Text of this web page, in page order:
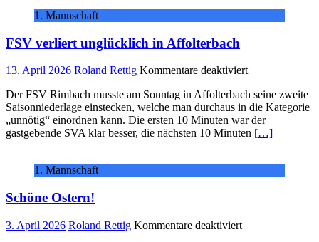
1. Mannschaft
FSV verliert unglücklich in Affolterbach
13. April 2026 Roland Rettig Kommentare deaktiviertfür
verliert
unglücklich
in
Affolterbach
Der FSV Rimbach musste am Sonntag in Affolterbach seine zweite
Saisonniederlage einstecken, welche man durchaus in die Kategorie
„unnötig“ einordnen kann. Die ersten 10 Minuten war der
gastgebende SVA klar besser, die nächsten 10 Minuten […]
1. Mannschaft
Schöne Ostern!
3. April 2026 Roland Rettig Kommentare deaktiviertfür